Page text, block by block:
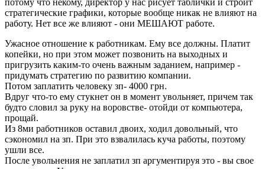
потому что некому, директор у нас рисует таблички и строит
стратегические графики, которые вообще никак не влияют на
работу. Нет все же влияют - они МЕШАЮТ работе.
Ужасное отношение к работникам. Ему все должны. Платит
копейки, но при этом может позвонить на выходных и
пригрузить каким-то очень важным заданием, например -
придумать стратегию по развитию компании.
Потом заплатить человеку зп- 4000 грн.
Вдруг что-то ему стукнет он в момент увольняет, причем так
будто словил за руку на воровстве- отойди от компьютера,
прощай.
Из 8ми работников оставил двоих, ходил довольный, что
сэкономил на зп. При это взвалилась куча работы, поэтому
ушли все.
После увольнения не заплатил зп аргументируя это - вы свое